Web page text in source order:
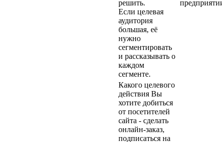
решить.
Если целевая
аудитория
большая, её
нужно
сегментировать
и рассказывать о
каждом
сегменте.
Какого целевого
действия Вы
хотите добиться
от посетителей
сайта - сделать
онлайн-заказ,
подписаться на